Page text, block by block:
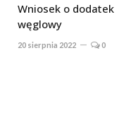
Wniosek o dodatek
węglowy
20 sierpnia 2022 0